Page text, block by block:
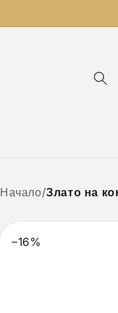
съдържанието
Начало/Злато на
−16%